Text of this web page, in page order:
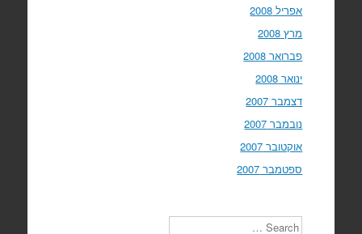
אפריל 2008
מרץ 2008
פברואר 2008
ינואר 2008
דצמבר 2007
נובמבר 2007
אוקטובר 2007
ספטמבר 2007
Search